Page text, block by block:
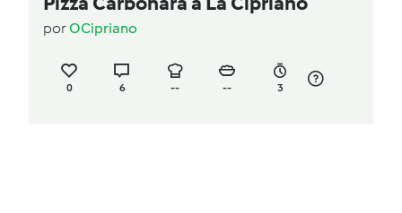
porOCipriano
0 6 -- -- 3